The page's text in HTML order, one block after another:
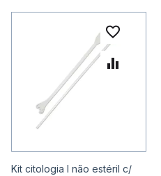
à lista de
para Comparar
Kit citologia I não estéril c/